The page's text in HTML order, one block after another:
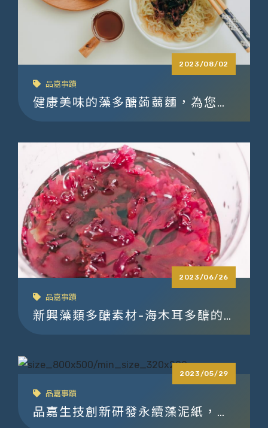
2023/08/02
品嘉事蹟
健康美味的藻多醣蒟蒻麵，為您帶
2023/06/26
品嘉事蹟
新興藻類多醣素材-海木耳多醣的
2023/05/29
品嘉事蹟
品嘉生技創新研發永續藻泥紙，推